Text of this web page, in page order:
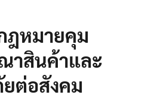
ฎหมายคุม
าสินค้าและ
ต่อสังคม